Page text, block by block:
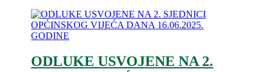
ODLUKE USVOJENE NA 2.